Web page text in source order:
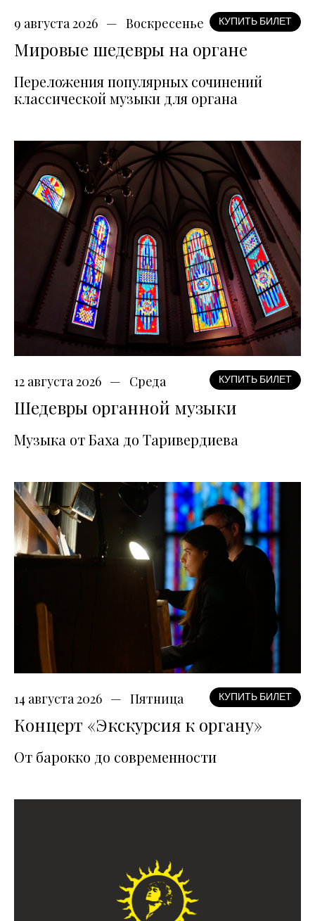
9 августа 2026 Воскресенье КУПИТЬ БИЛЕТ
Мировые шедевры на органе
Переложения популярных сочинений
классической музыки для органа
12 августа 2026 Среда КУПИТЬ БИЛЕТ
Шедевры органной музыки
Музыка от Баха до Таривердиева
14 августа 2026 Пятница КУПИТЬ БИЛЕТ
Концерт «Экскурсия к органу»
От барокко до современности